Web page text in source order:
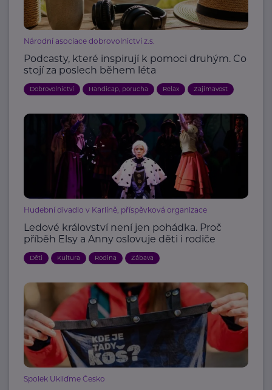
Národní asociace dobrovolnictví z.s.
Podcasty, které inspirují k pomoci druhým. Co
stojí za poslech během léta
Dobrovolnictví Handicap, porucha Relax Zajímavost
Hudební divadlo v Karlíně, příspěvková organizace
Ledové království není jen pohádka. Proč
příběh Elsy a Anny oslovuje děti i rodiče
Děti Kultura Rodina Zábava
Spolek Ukliďme Česko